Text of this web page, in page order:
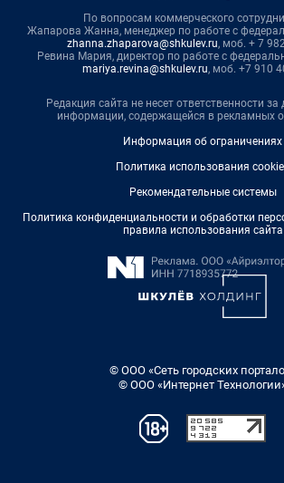
По вопросам коммерческого
Жапарова Жанна, менеджер по работе с
zhanna.zhaparova@shkulev.ru, моб. + 7
Ревина Мария, директор по работе с
mariya.revina@shkulev.ru, моб. +7 910
Редакция сайта не несет ответственности за
информации, содержащейся в рекламных
Информация об ограничениях
Политика использования
Рекомендательные системы
Политика конфиденциальности и обработки
правила использования сайта
© ООО «Сеть городских
© ООО «Интернет